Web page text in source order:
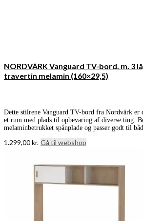
NORDVÄRK Vanguard TV-bord, m. 3
travertin melamin (160×29,5)
Dette stilrene Vanguard TV-bord fra Nordvärk er
et rum med plads til opbevaring af diverse ting.
melaminbetrukket spånplade og passer godt til
1.299,00kr. Gå til webshop